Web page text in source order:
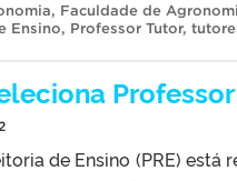
, Faculdade de
Ensino, Professor Tutor,
de Ensino (PRE)